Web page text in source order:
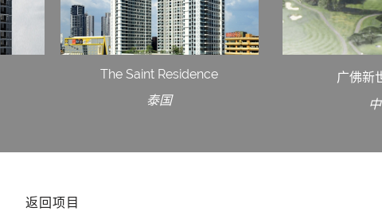
The Saint Residence
泰国
广佛新
返回项目